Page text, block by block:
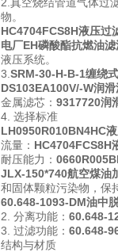
物。
HC4704FCS8H液压过
电厂EH磷酸酯抗燃油
液压系统。
3. SRM-30-H-B-1缠绕
DS103EA100V/-W润
金属滤芯： 9317720润
4. 选择标准
LH0950R010BN4HC
流量： HC4704FCS8H
耐压能力：
JLX-150*740航空煤油
和固体颗粒污染物，保
60.648-1093-DM油中
2. 分离功能： 60.648-
3. 过滤功能： 60.648-
结构与材质